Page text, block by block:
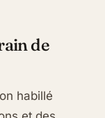
de
habillé